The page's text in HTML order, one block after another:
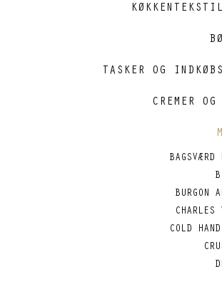
TASKER OG
CREMER
BAGSVÆRD
BURGON
COLD